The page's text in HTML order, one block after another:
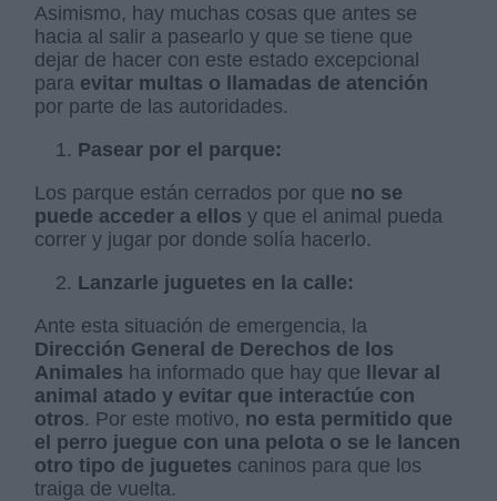
Asimismo, hay muchas cosas que antes se
hacia al salir a pasearlo y que se tiene que
dejar de hacer con este estado excepcional
para evitar multas o llamadas de atención
por parte de las autoridades.
Pasear por el parque:
Los parque están cerrados por que no se
puede acceder a ellos y que el animal pueda
correr y jugar por donde solía hacerlo.
Lanzarle juguetes en la calle:
Ante esta situación de emergencia, la
Dirección General de Derechos de los
Animales ha informado que hay que llevar al
animal atado y evitar que interactúe con
otros. Por este motivo, no esta permitido que
el perro juegue con una pelota o se le lancen
otro tipo de juguetes caninos para que los
traiga de vuelta.